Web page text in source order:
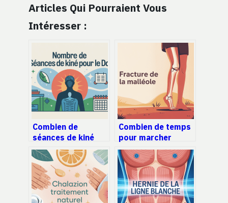
Articles Qui Pourraient Vous
Intéresser :
Combien de
séances de kiné
pour le dos :
repères clairs et
conseils utiles
Combien de temps
pour marcher
après une fracture
de la malléole :
repères clairs et
réalistes